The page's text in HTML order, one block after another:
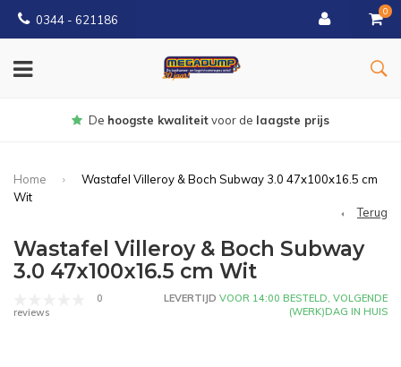
0344 - 621186
0
Gratisbezorgd vanaf € 150
Home
Wastafel Villeroy & Boch Subway 3.0 47x100x16.5 cm
Wit
Terug
Wastafel Villeroy & Boch Subway
3.0 47x100x16.5 cm Wit
0
reviews
LEVERTIJD VOOR 14:00 BESTELD, VOLGENDE
(WERK)DAG IN HUIS